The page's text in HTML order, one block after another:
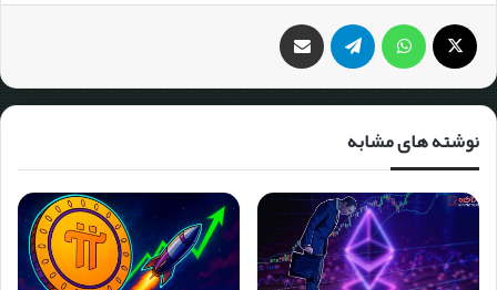
نوشته های مشابه